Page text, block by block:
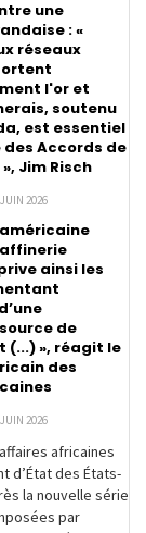
une
: «
réseaux
l'or et
soutenu
est essentiel
Accords de
Jim Risch
2026
ainsi les
de
(...) », réagit le
des
2026
africaines
d’État des États-
la nouvelle série
par